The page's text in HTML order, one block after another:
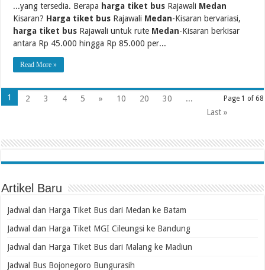
...yang tersedia. Berapa harga tiket bus Rajawali Medan
Kisaran? Harga tiket bus Rajawali Medan-Kisaran bervariasi,
harga tiket bus Rajawali untuk rute Medan-Kisaran berkisar
antara Rp 45.000 hingga Rp 85.000 per...
Read More »
Page 1 of 68
1 2 3 4 5 » 10 20 30
...
Last »
Artikel Baru
Jadwal dan Harga Tiket Bus dari Medan ke Batam
Jadwal dan Harga Tiket MGI Cileungsi ke Bandung
Jadwal dan Harga Tiket Bus dari Malang ke Madiun
Jadwal Bus Bojonegoro Bungurasih